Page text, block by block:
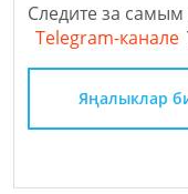
Следите за
Telegram-канале
Яңалыклар